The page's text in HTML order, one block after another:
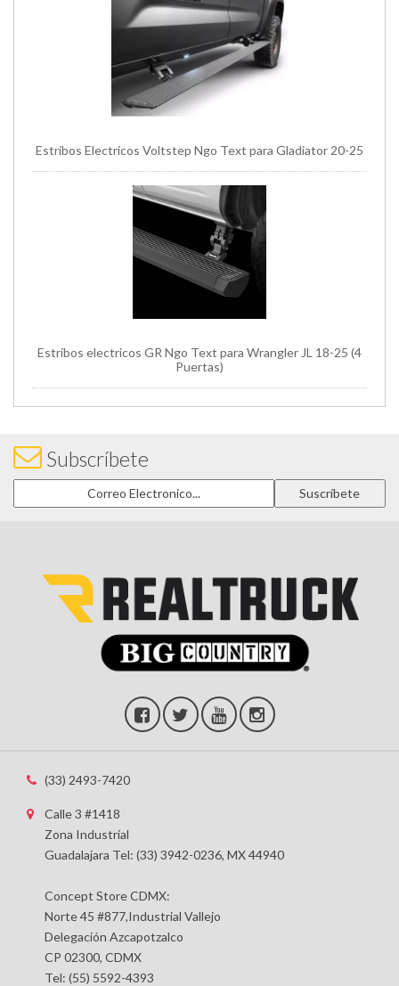
Estribos Electricos Voltstep Ngo Text para Gladiator 20-25
Estribos electricos GR Ngo Text para Wrangler JL 18-25 (4
Puertas)
Subscríbete
(33) 2493-7420
Calle 3 #1418
Zona Industrial
Guadalajara Tel: (33) 3942-0236, MX 44940
Concept Store CDMX:
Norte 45 #877,Industrial Vallejo
Delegación Azcapotzalco
CP 02300, CDMX
Tel: (55) 5592-4393